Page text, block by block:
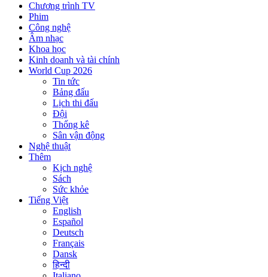
Chương trình TV
Phim
Công nghệ
Âm nhạc
Khoa học
Kinh doanh và tài chính
World Cup 2026
Tin tức
Bảng đấu
Lịch thi đấu
Đội
Thống kê
Sân vận động
Nghệ thuật
Thêm
Kịch nghệ
Sách
Sức khỏe
Tiếng Việt
English
Español
Deutsch
Français
Dansk
हिन्दी